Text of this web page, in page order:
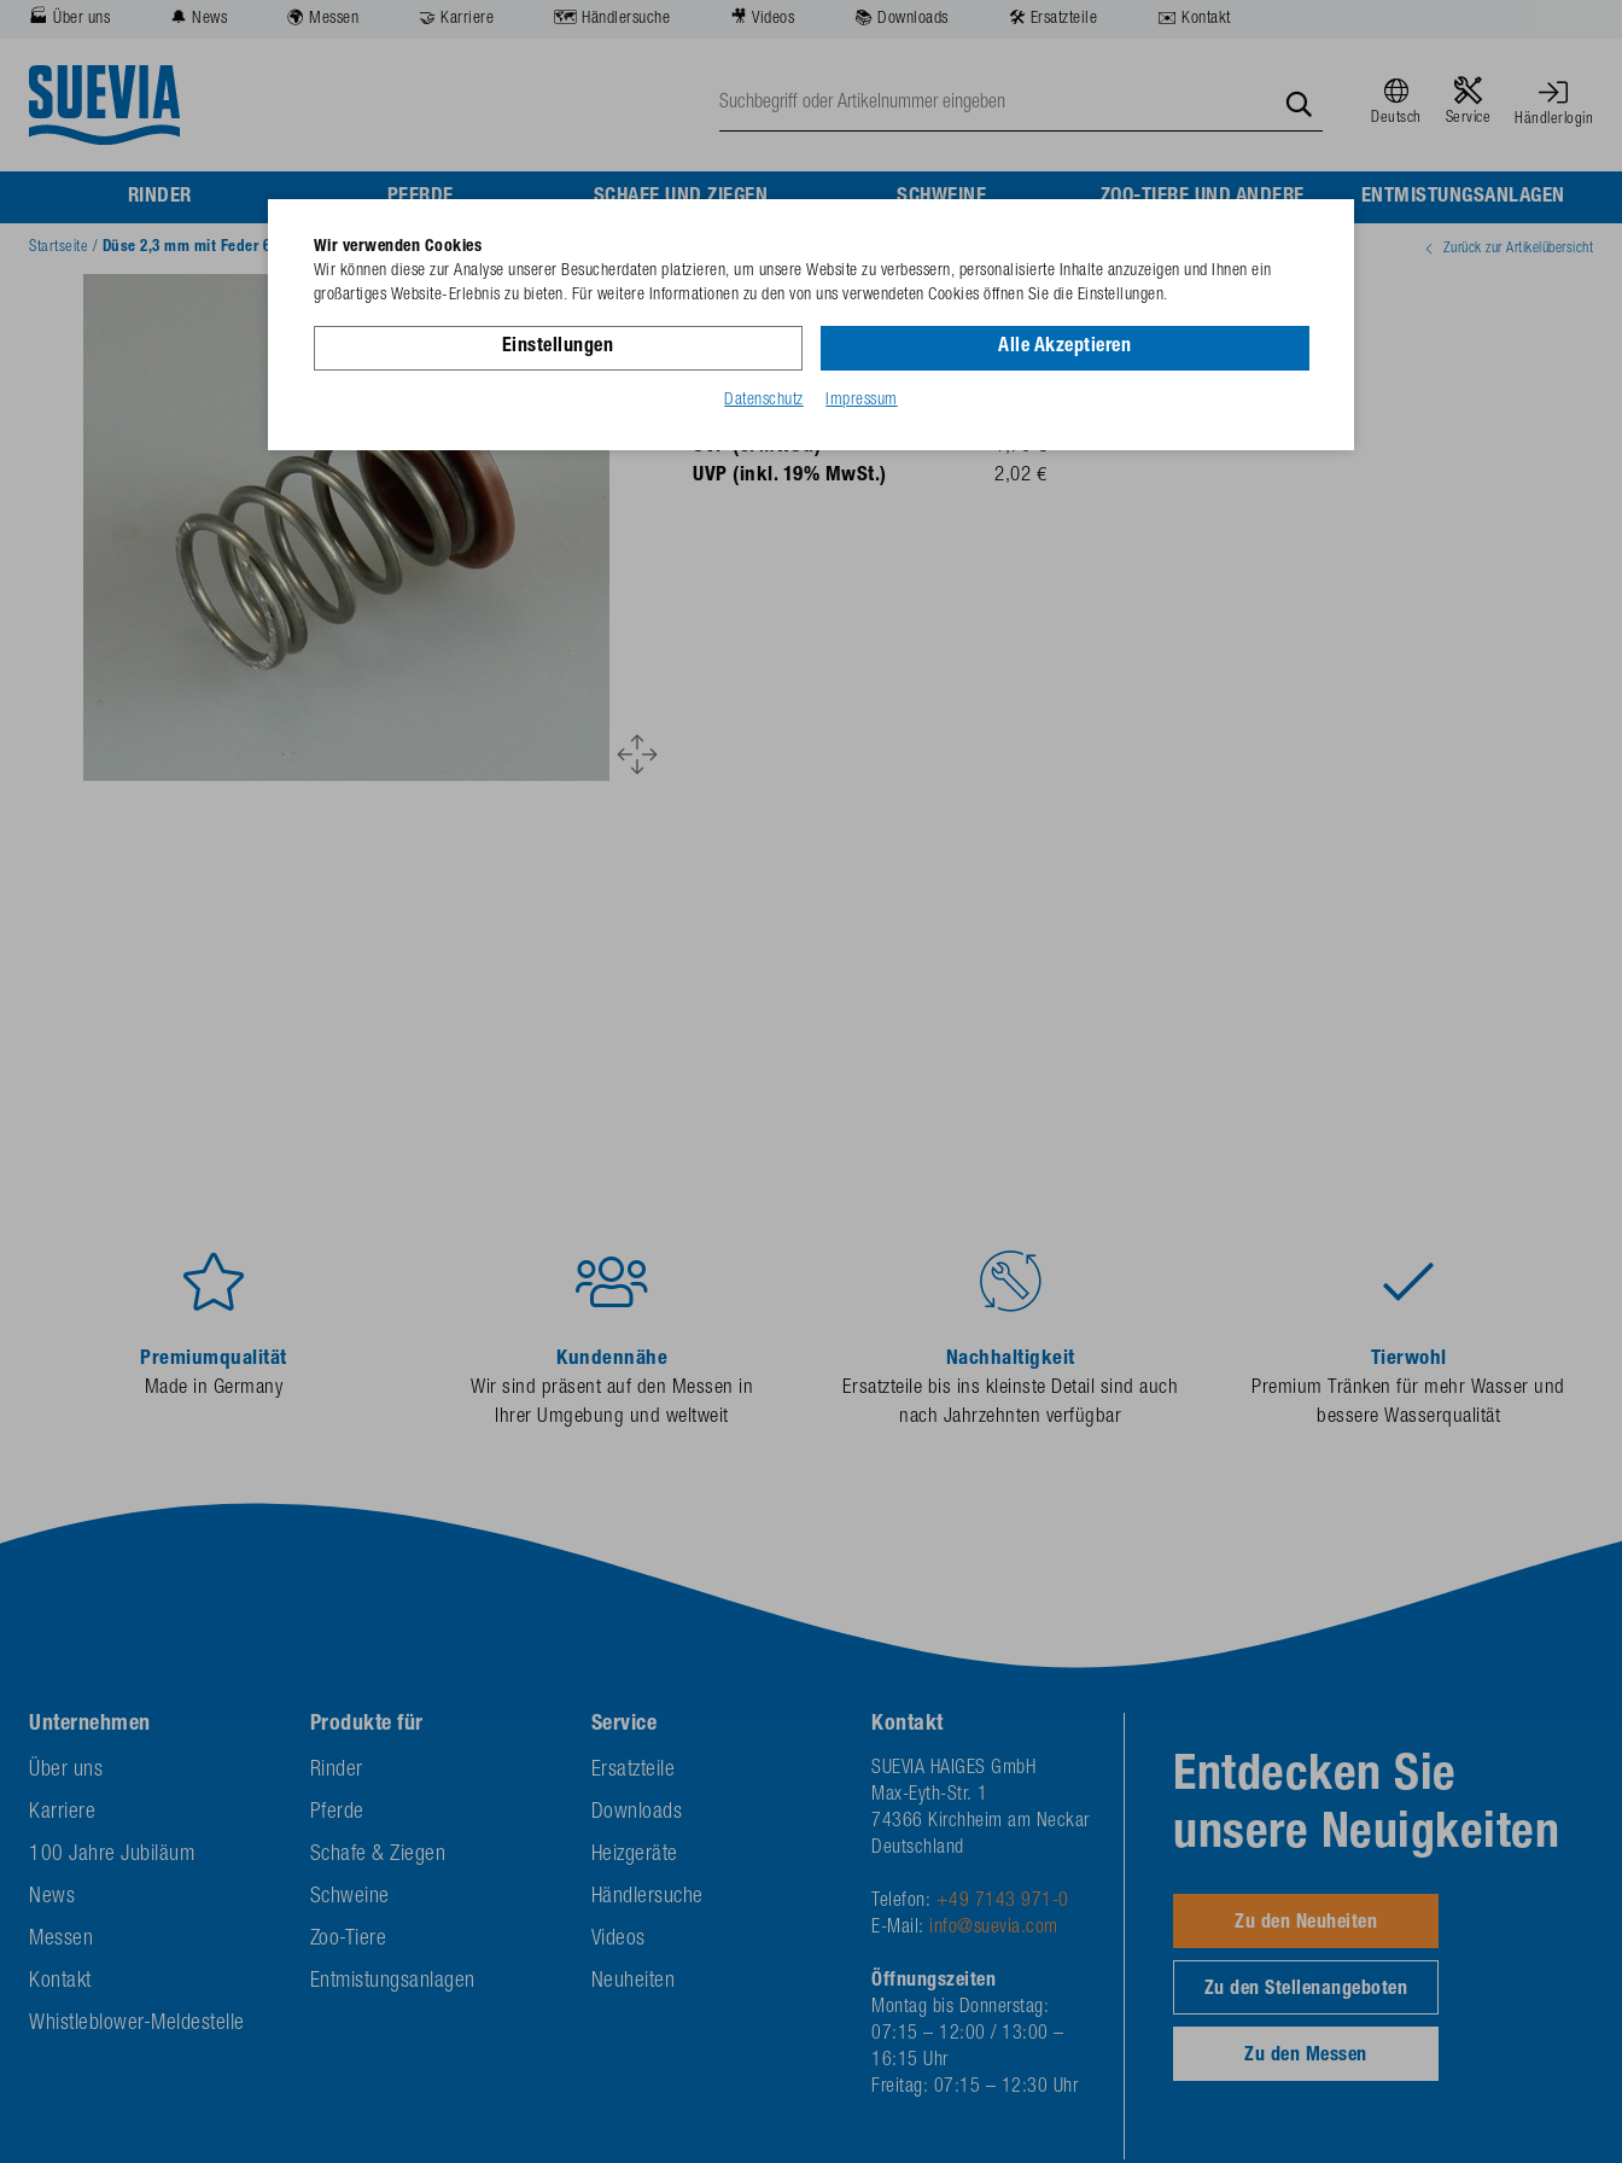
🏭 Über uns 🔔 News 🌍 Messen 🤝 Karriere 🗺️ Händlersuche 🎥 Videos 📚 Downloads 🛠️ Ersatzteile ✉️ Kontakt
Deutsch Service Händlerlogin
RINDER PFERDE SCHAFE UND ZIEGEN SCHWEINE ZOO-TIERE UND ANDERE ENTMISTUNGSANLAGEN
Startseite / Düse 2,3 mm mit Feder 673 Modell 61 Zurück zur Artikelübersicht
Düse 2,3 mm mit Feder 673 Modell 61
GTIN-Code
UVP (o. MwSt.)
1,70 €
UVP (inkl. 19% MwSt.)
2,02 €
Premiumqualität
Made in Germany
Kundennähe
Wir sind präsent auf den Messen in
Ihrer Umgebung und weltweit
Nachhaltigkeit
Ersatzteile bis ins kleinste Detail sind auch
nach Jahrzehnten verfügbar
Tierwohl
Premium Tränken für mehr Wasser und
bessere Wasserqualität
Unternehmen
Über uns
Karriere
100 Jahre Jubiläum
News
Messen
Kontakt
Whistleblower-Meldestelle
Produkte für
Rinder
Pferde
Schafe & Ziegen
Schweine
Zoo-Tiere
Entmistungsanlagen
Service
Ersatzteile
Downloads
Heizgeräte
Händlersuche
Videos
Neuheiten
Kontakt
SUEVIA HAIGES GmbH
Max-Eyth-Str. 1
74366 Kirchheim am Neckar
Deutschland
Telefon: +49 7143 971-0
E-Mail: info@suevia.com
Öffnungszeiten
Montag bis Donnerstag:
07:15 – 12:00 / 13:00 –
16:15 Uhr
Freitag: 07:15 – 12:30 Uhr
Entdecken Sie
unsere Neuigkeiten
Zu den Neuheiten
Zu den Stellenangeboten
Zu den Messen
Wir verwenden Cookies
Wir können diese zur Analyse unserer Besucherdaten platzieren, um unsere Website zu verbessern, personalisierte Inhalte anzuzeigen und Ihnen ein
großartiges Website-Erlebnis zu bieten. Für weitere Informationen zu den von uns verwendeten Cookies öffnen Sie die Einstellungen.
Einstellungen Alle Akzeptieren
Datenschutz Impressum